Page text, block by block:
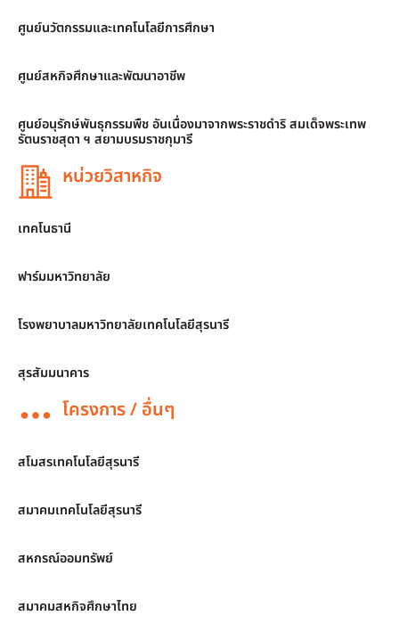
ศูนย์นวัตกรรมและเทคโนโลยีการศึกษา
ศูนย์สหกิจศึกษาและพัฒนาอาชีพ
ศูนย์อนุรักษ์พันธุกรรมพืช อันเนื่องมาจากพระราชดำริ สมเด็จพระเทพ
รัตนราชสุดา ฯ สยามบรมราชกุมารี
หน่วยวิสาหกิจ
เทคโนธานี
ฟาร์มมหาวิทยาลัย
โรงพยาบาลมหาวิทยาลัยเทคโนโลยีสุรนารี
สุรสัมมนาคาร
โครงการ / อื่นๆ
สโมสรเทคโนโลยีสุรนารี
สมาคมเทคโนโลยีสุรนารี
สหกรณ์ออมทรัพย์
สมาคมสหกิจศึกษาไทย